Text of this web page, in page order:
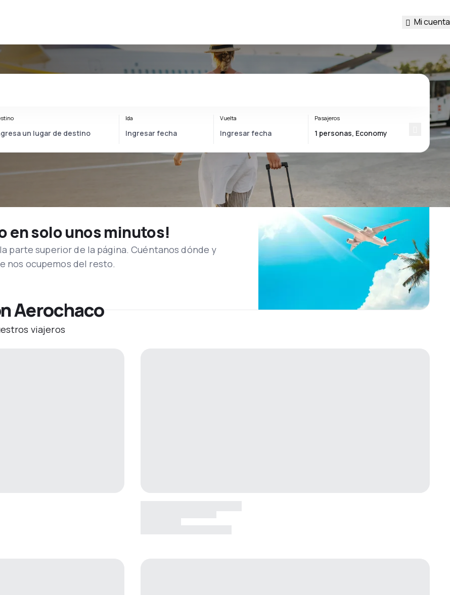
Mi cuenta
Ida Vuelta Pasajeros
en solo unos minutos!
parte superior de la página. Cuéntanos dónde y
nos ocupemos del resto.
Aerochaco
viajeros